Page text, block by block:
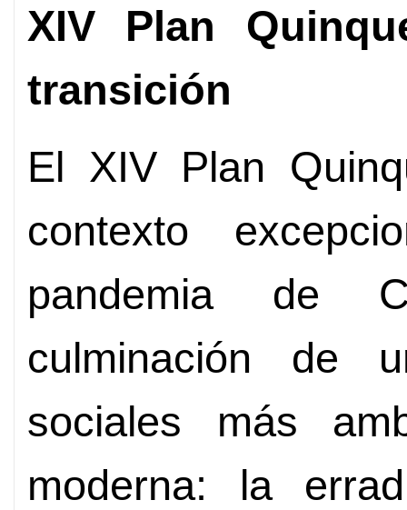
XIV Plan
transición
El XIV Plan
contexto
pandemia de
culminación de
sociales más
moderna: la